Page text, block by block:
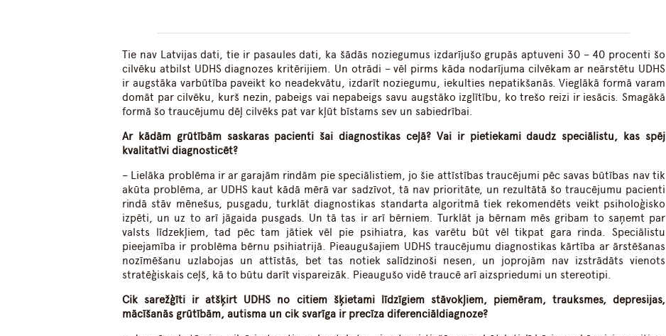
Tie nav Latvijas dati, tie ir pasaules dati, ka šādās noziegumus izdarījušo grupās aptuveni 30 – 40 procenti šo
cilvēku atbilst UDHS diagnozes kritērijiem. Un otrādi – vēl pirms kāda nodarījuma cilvēkam ar neārstētu UDHS
ir augstāka varbūtība paveikt ko neadekvātu, izdarīt noziegumu, iekulties nepatikšanās. Vieglākā formā varam
domāt par cilvēku, kurš nezin, pabeigs vai nepabeigs savu augstāko izglītību, ko trešo reizi ir iesācis. Smagākā
formā šo traucējumu dēļ cilvēks pat var kļūt bīstams sev un sabiedrībai.
Ar kādām grūtībām saskaras pacienti šai diagnostikas ceļā? Vai ir pietiekami daudz speciālistu, kas spēj
kvalitatīvi diagnosticēt?
– Lielāka problēma ir ar garajām rindām pie speciālistiem, jo šie attīstības traucējumi pēc savas būtības nav tik
akūta problēma, ar UDHS kaut kādā mērā var sadzīvot, tā nav prioritāte, un rezultātā šo traucējumu pacienti
rindā stāv mēnešus, pusgadu, turklāt diagnostikas standarta algoritmā tiek rekomendēts veikt psiholoģisko
izpēti, un uz to arī jāgaida pusgads. Un tā tas ir arī bērniem. Turklāt ja bērnam mēs gribam to saņemt par
valsts līdzekļiem, tad pēc tam jātiek vēl pie psihiatra, kas varētu būt vēl tikpat gara rinda. Speciālistu
pieejamība ir problēma bērnu psihiatrijā. Pieaugušajiem UDHS traucējumu diagnostikas kārtība ar ārstēšanas
nozīmēšanu uzlabojas un attīstās, bet tas notiek salīdzinoši nesen, un joprojām nav izstrādāts vienots
stratēģiskais ceļš, kā to būtu darīt vispareizāk. Pieaugušo vidē traucē arī aizspriedumi un stereotipi.
Cik sarežģīti ir atšķirt UDHS no citiem šķietami līdzīgiem stāvokļiem, piemēram, trauksmes, depresijas,
mācīšanās grūtībām, autisma un cik svarīga ir precīza diferenciāldiagnoze?